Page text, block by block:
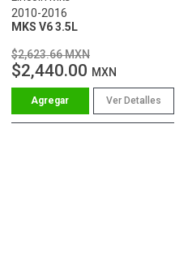
2010-2016
MKS V6 3.5L
$2,623.66 MXN
$2,440.00 MXN
Ver Detalles